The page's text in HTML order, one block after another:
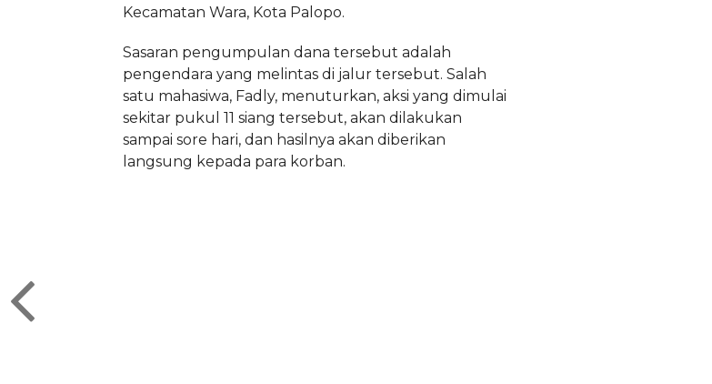
Kecamatan Wara, Kota Palopo.
Sasaran pengumpulan dana tersebut adalah
pengendara yang melintas di jalur tersebut. Salah
satu mahasiwa, Fadly, menuturkan, aksi yang dimulai
sekitar pukul 11 siang tersebut, akan dilakukan
sampai sore hari, dan hasilnya akan diberikan
langsung kepada para korban.